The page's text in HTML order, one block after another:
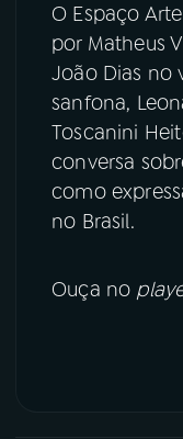
TikTok
O Espaço
por Matheus
João Dias no
sanfona,
Toscanini
conversa
como
no Brasil.
Ouça no